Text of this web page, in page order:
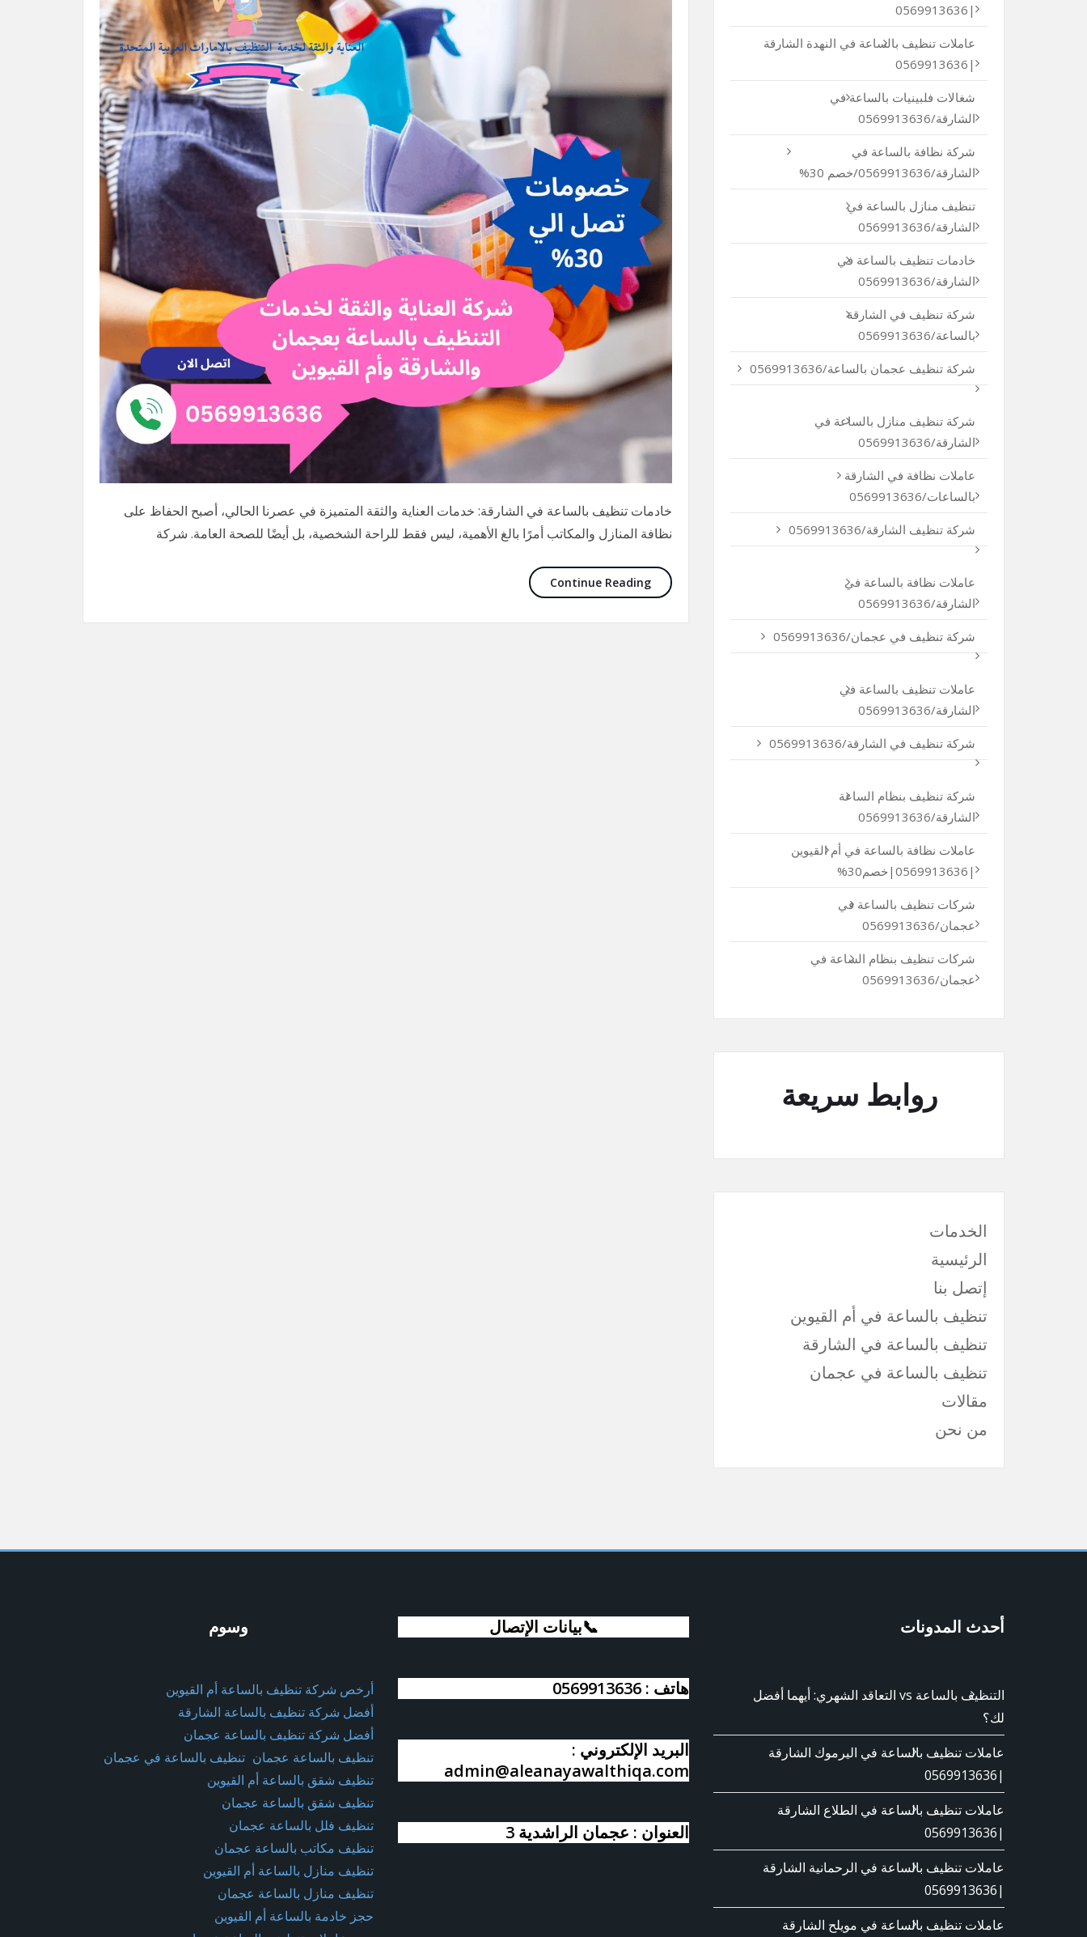
خادمات تنظيف بالساعة في الشارقة: خدمات العناية والثقة المتميزة في عصرنا الحالي، أصبح الحفاظ على
نظافة المنازل والمكاتب أمرًا بالغ الأهمية، ليس فقط للراحة الشخصية، بل أيضًا للصحة العامة. شركة
Continue Reading
|0569913636
عاملات تنظيف بالساعة في النهدة الشارقة
|0569913636
شغالات فلبينيات بالساعة في
الشارقة/0569913636
شركة نظافة بالساعة في
الشارقة/0569913636/خصم 30%
تنظيف منازل بالساعة في
الشارقة/0569913636
خادمات تنظيف بالساعة في
الشارقة/0569913636
شركة تنظيف في الشارقة
بالساعة/0569913636
شركة تنظيف عجمان بالساعة/0569913636
شركة تنظيف منازل بالساعة في
الشارقة/0569913636
عاملات نظافة في الشارقة
بالساعات/0569913636
شركة تنظيف الشارقة/0569913636
عاملات نظافة بالساعة في
الشارقة/0569913636
شركة تنظيف في عجمان/0569913636
عاملات تنظيف بالساعة في
الشارقة/0569913636
شركة تنظيف في الشارقة/0569913636
شركة تنظيف بنظام الساعة
الشارقة/0569913636
عاملات نظافة بالساعة في أم القيوين
|0569913636|خصم30%
شركات تنظيف بالساعة في
عجمان/0569913636
شركات تنظيف بنظام الساعة في
عجمان/0569913636
روابط سريعة
الخدمات
الرئيسية
إتصل بنا
تنظيف بالساعة في أم القيوين
تنظيف بالساعة في الشارقة
تنظيف بالساعة في عجمان
مقالات
من نحن
وسوم
أرخص شركة تنظيف بالساعة أم القيوين
أفضل شركة تنظيف بالساعة الشارقة
أفضل شركة تنظيف بالساعة عجمان
تنظيف بالساعة عجمان تنظيف بالساعة في عجمان
تنظيف شقق بالساعة أم القيوين
تنظيف شقق بالساعة عجمان
تنظيف فلل بالساعة عجمان
تنظيف مكاتب بالساعة عجمان
تنظيف منازل بالساعة أم القيوين
تنظيف منازل بالساعة عجمان
حجز خادمة بالساعة أم القيوين
📞بيانات الإتصال
هاتف : 0569913636
البريد الإلكتروني :
admin@aleanayawalthiqa.com
العنوان : عجمان الراشدية 3
أحدث المدونات
التنظيف بالساعة vs التعاقد الشهري: أيهما أفضل
لك؟
عاملات تنظيف بالساعة في اليرموك الشارقة
|0569913636
عاملات تنظيف بالساعة في الطلاع الشارقة
|0569913636
عاملات تنظيف بالساعة في الرحمانية الشارقة
|0569913636
عاملات تنظيف بالساعة في مويلح الشارقة